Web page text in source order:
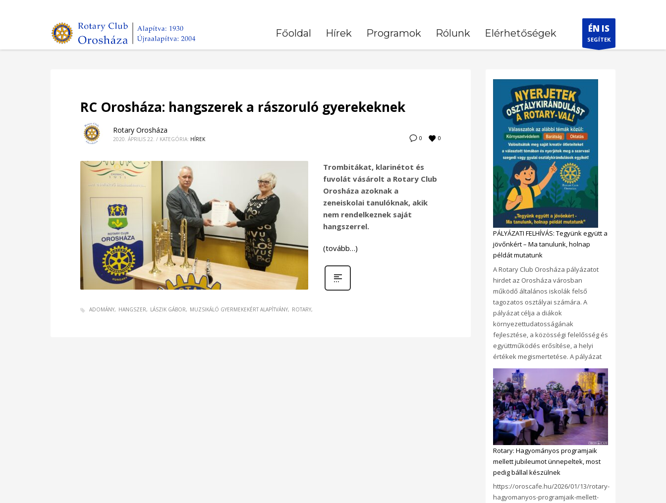
Főoldal Hírek Programok Rólunk Elérhetőségek ÉN IS
SEGÍTEK
RC Orosháza: hangszerek a rászoruló gyerekeknek
0 0
Rotary Orosháza
2020. ÁPRILIS 22. / KATEGÓRIA: HÍREK
Trombitákat, klarinétot és
fuvolát vásárolt a Rotary Club
Orosháza azoknak a
zeneiskolai tanulóknak, akik
nem rendelkeznek saját
hangszerrel.
(tovább…)
ADOMÁNY HANGSZER LÁSZIK GÁBOR MUZSIKÁLÓ GYERMEKEKÉRT ALAPÍTVÁNY ROTARY
PÁLYÁZATI FELHÍVÁS: Tegyünk együtt a
jövőnkért – Ma tanulunk, holnap
példát mutatunk
A Rotary Club Orosháza pályázatot
hirdet az Orosháza városban
működő általános iskolák felső
tagozatos osztályai számára. A
pályázat célja a diákok
környezettudatosságának
fejlesztése, a közösségi felelősség és
együttműködés erősítése, a helyi
értékek megismertetése. A pályázat
Rotary: Hagyományos programjaik
mellett jubileumot ünnepeltek, most
pedig bállal készülnek
https://oroscafe.hu/2026/01/13/rotary-
hagyomanyos-programjaik-mellett-